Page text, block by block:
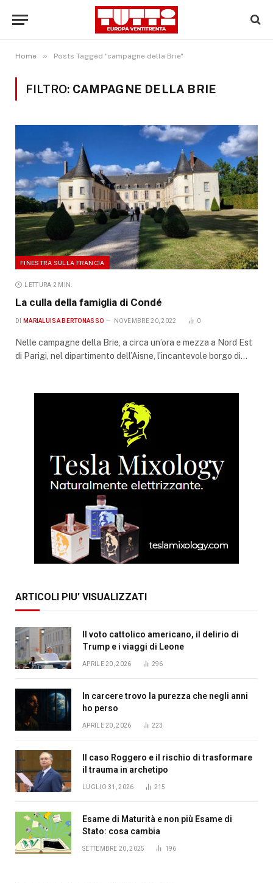
Home » Posts Tagged "campagne della Brie"
FILTRO: CAMPAGNE DELLA BRIE
FINESTRA SULLA FRANCIA
LETTURA 2 MIN.
La culla della famiglia di Condé
DI MARIALUISA BERTONASSO NOVEMBRE 20, 2022 0
Nelle campagne della Brie, a circa un’ora e mezza a Nord Est
di Parigi, nel dipartimento dell’Aisne, l’incantevole borgo di…
ARTICOLI PIU' VISUALIZZATI
Il voto cattolico americano, il delirio di
Trump e i viaggi di Leone
APRILE 20, 2026 296
In carcere trovo la purezza che negli anni
ho perso
APRILE 20, 2026 223
Il caso Roggero e il rischio di trasformare
il trauma in archetipo
LUGLIO 31, 2026 215
Esame di Maturità e non più Esame di
Stato: cosa cambia
SETTEMBRE 20, 2025 196